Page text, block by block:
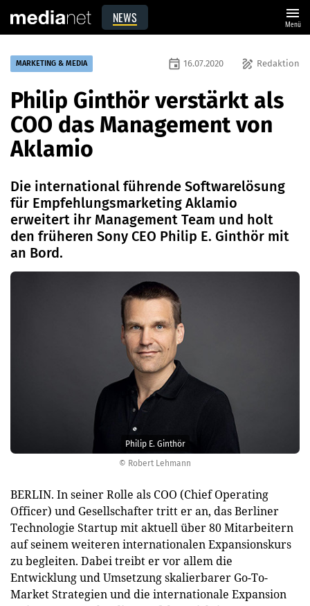
NEWS menu
Menü
© Robert Lehmann
Philip E. Ginthör
MARKETING & MEDIA draw Redaktion
event 16.07.2020
Philip Ginthör verstärkt als
COO das Management von
Aklamio
Die international führende Softwarelösung
für Empfehlungsmarketing Aklamio
erweitert ihr Management Team und holt
den früheren Sony CEO Philip E. Ginthör mit
an Bord.
BERLIN. In seiner Rolle als COO (Chief Operating
Officer) und Gesellschafter tritt er an, das Berliner
Technologie Startup mit aktuell über 80 Mitarbeitern
auf seinem weiteren internationalen Expansionskurs
zu begleiten. Dabei treibt er vor allem die
Entwicklung und Umsetzung skalierbarer Go-To-
Market Strategien und die internationale Expansion